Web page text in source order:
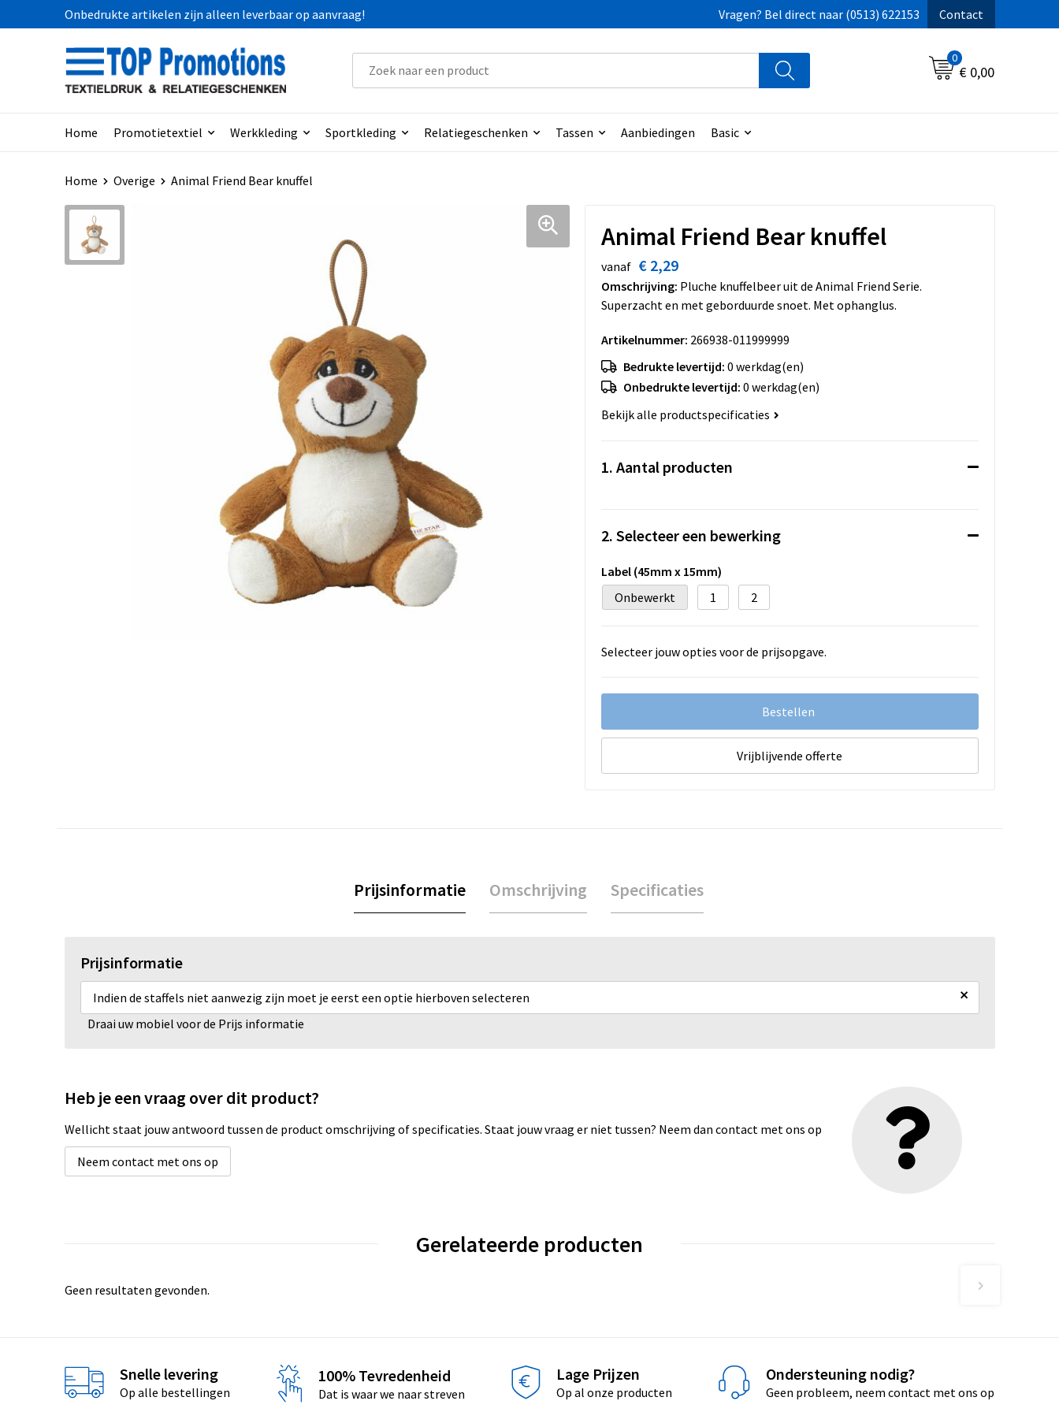
Onbedrukte artikelen zijn alleen leverbaar op aanvraag! Vragen? Bel direct naar (0513) 622153 Contact
0
€ 0,00
Home Promotietextiel Werkkleding Sportkleding Relatiegeschenken Tassen Aanbiedingen Basic
Home Overige Animal Friend Bear knuffel
Animal Friend Bear knuffel
vanaf € 2,29
Omschrijving: Pluche knuffelbeer uit de Animal Friend Serie.
Superzacht en met geborduurde snoet. Met ophanglus.
Artikelnummer: 266938-011999999
Bedrukte levertijd: 0 werkdag(en)
Onbedrukte levertijd: 0 werkdag(en)
Bekijk alle productspecificaties
1. Aantal producten
2. Selecteer een bewerking
Label (45mm x 15mm)
Onbewerkt
1 2
Selecteer jouw opties voor de prijsopgave.
Bestellen
Vrijblijvende offerte
Prijsinformatie Omschrijving Specificaties
Prijsinformatie
Indien de staffels niet aanwezig zijn moet je eerst een optie hierboven selecteren ×
Draai uw mobiel voor de Prijs informatie
Heb je een vraag over dit product?
Wellicht staat jouw antwoord tussen de product omschrijving of specificaties. Staat jouw vraag er niet tussen? Neem dan contact met ons op
Neem contact met ons op
Gerelateerde producten
Geen resultaten gevonden.
Snelle levering
Op alle bestellingen
100% Tevredenheid
Dat is waar we naar streven
Lage Prijzen
Op al onze producten
Ondersteuning nodig?
Geen probleem, neem contact met ons op